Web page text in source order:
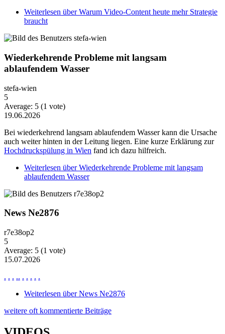
Weiterlesen über Warum Video-Content heute mehr Strategie
braucht
Wiederkehrende Probleme mit langsam
ablaufendem Wasser
stefa-wien
5
Average: 5 (1 vote)
19.06.2026
Bei wiederkehrend langsam ablaufendem Wasser kann die Ursache
auch weiter hinten in der Leitung liegen. Eine kurze Erklärung zur
Hochdruckspülung in Wien fand ich dazu hilfreich.
Weiterlesen über Wiederkehrende Probleme mit langsam
ablaufendem Wasser
News Ne2876
r7e38op2
5
Average: 5 (1 vote)
15.07.2026
. . . .. . . . . .
Weiterlesen über News Ne2876
weitere oft kommentierte Beiträge